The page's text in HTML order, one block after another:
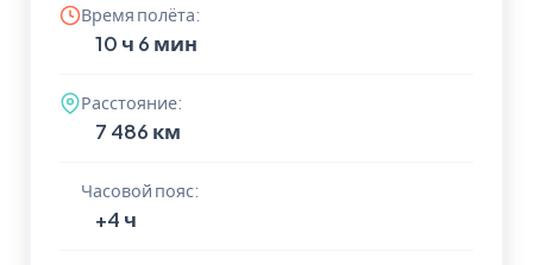
Время полёта:
10 ч 6 мин
Расстояние:
7 486 км
Часовой пояс:
+4 ч